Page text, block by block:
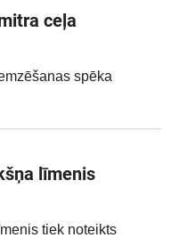
ceļa
spēka
līmenis
tiek noteikts